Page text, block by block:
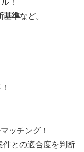
！
基準など。
ッチング！
件との適合度を判断